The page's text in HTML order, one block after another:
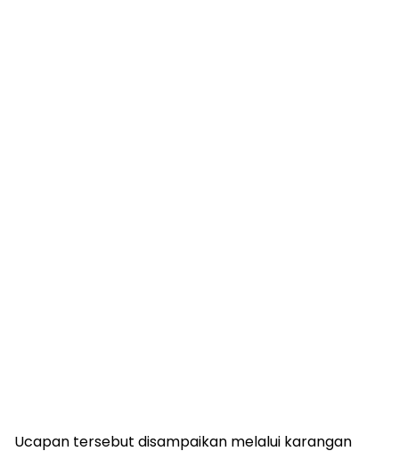
Ucapan tersebut disampaikan melalui karangan